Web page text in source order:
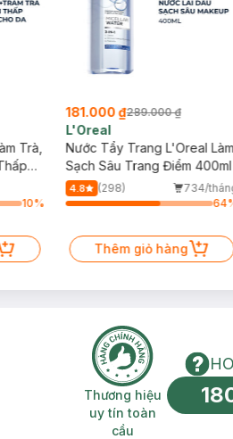
Trà,
10%
181.000 ₫289.000 ₫
L'Oreal
Nước Tẩy Trang L'Oreal Làm
Sạch Sâu Trang Điểm 400ml
4.8 (298)
734/
64
Thêm giỏ hàng
trả miễn phí Thương hiệu uy
Thương hiệu
uy tín toàn
cầu